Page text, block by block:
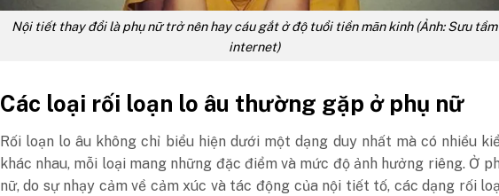
Nội tiết thay đổi là phụ nữ trở nên hay cáu gắt ở độ tuổi tiền mãn kinh (Ảnh: Sưu tầm
internet)
Các loại rối loạn lo âu thường gặp ở phụ nữ
Rối loạn lo âu không chỉ biểu hiện dưới một dạng duy nhất mà có nhiều
khác nhau, mỗi loại mang những đặc điểm và mức độ ảnh hưởng riêng. Ở
nữ, do sự nhạy cảm về cảm xúc và tác động của nội tiết tố, các dạng rối